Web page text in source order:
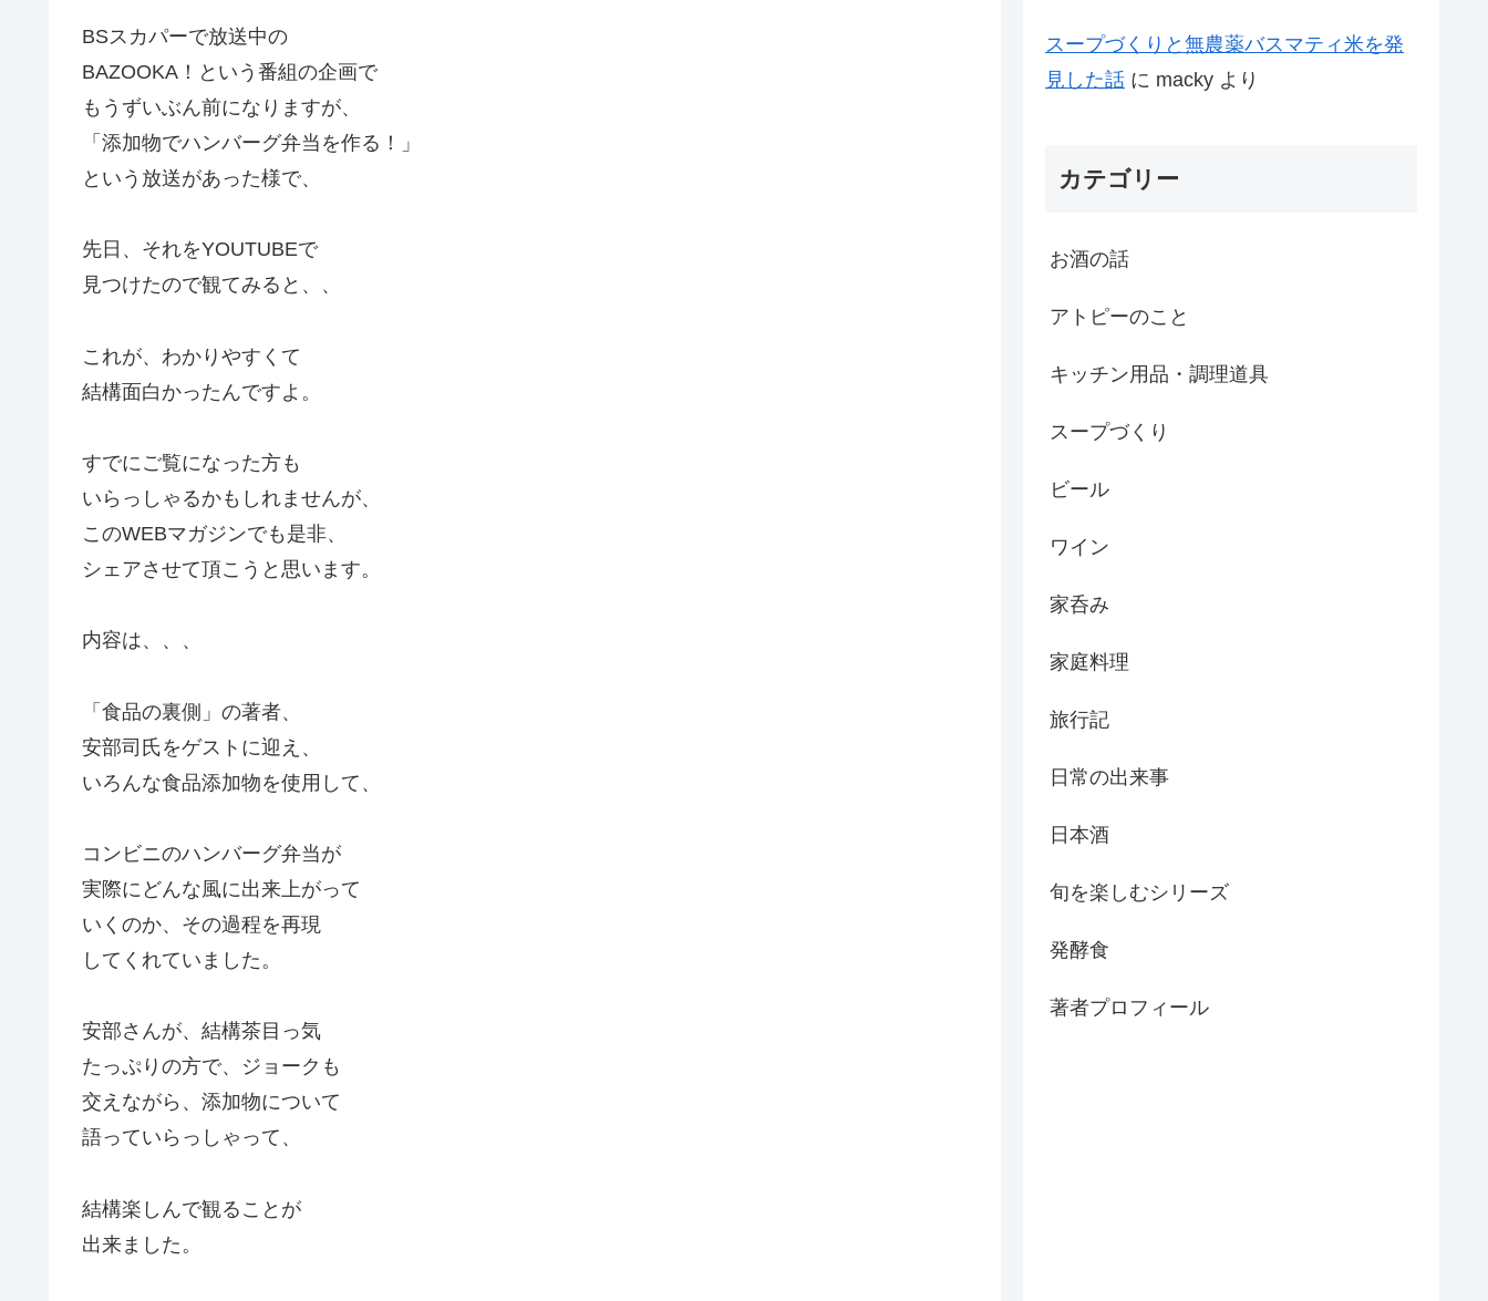
BSスカパーで放送中の
BAZOOKA！という番組の企画で
もうずいぶん前になりますが、
「添加物でハンバーグ弁当を作る！」
という放送があった様で、
先日、それをYOUTUBEで
見つけたので観てみると、、
これが、わかりやすくて
結構面白かったんですよ。
すでにご覧になった方も
いらっしゃるかもしれませんが、
このWEBマガジンでも是非、
シェアさせて頂こうと思います。
内容は、、、
「食品の裏側」の著者、
安部司氏をゲストに迎え、
いろんな食品添加物を使用して、
コンビニのハンバーグ弁当が
実際にどんな風に出来上がって
いくのか、その過程を再現
してくれていました。
安部さんが、結構茶目っ気
たっぷりの方で、ジョークも
交えながら、添加物について
語っていらっしゃって、
結構楽しんで観ることが
出来ました。
スープづくりと無農薬バスマティ米を発
見した話 に macky より
カテゴリー
お酒の話
アトピーのこと
キッチン用品・調理道具
スープづくり
ビール
ワイン
家呑み
家庭料理
旅行記
日常の出来事
日本酒
旬を楽しむシリーズ
発酵食
著者プロフィール